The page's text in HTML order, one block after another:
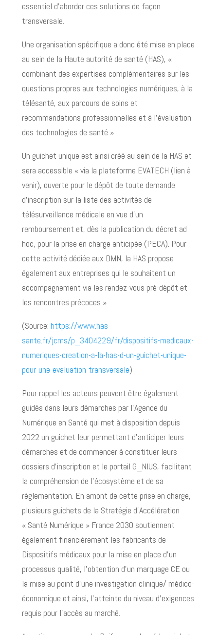
essentiel d’aborder ces solutions de façon
transversale.
Une organisation spécifique a donc été mise en place
au sein de la Haute autorité de santé (HAS), «
combinant des expertises complémentaires sur les
questions propres aux technologies numériques, à la
télésanté, aux parcours de soins et
recommandations professionnelles et à l’évaluation
des technologies de santé »
Un guichet unique est ainsi créé au sein de la HAS et
sera accessible « via la plateforme EVATECH (lien à
venir), ouverte pour le dépôt de toute demande
d’inscription sur la liste des activités de
télésurveillance médicale en vue d’un
remboursement et, dès la publication du décret ad
hoc, pour la prise en charge anticipée (PECA). Pour
cette activité dédiée aux DMN, la HAS propose
également aux entreprises qui le souhaitent un
accompagnement via les rendez-vous pré-dépôt et
les rencontres précoces »
(Source: https://www.has-
sante.fr/jcms/p_3404229/fr/dispositifs-medicaux-
numeriques-creation-a-la-has-d-un-guichet-unique-
pour-une-evaluation-transversale)
Pour rappel les acteurs peuvent être également
guidés dans leurs démarches par l’Agence du
Numérique en Santé qui met à disposition depuis
2022 un guichet leur permettant d’anticiper leurs
démarches et de commencer à constituer leurs
dossiers d’inscription et le portail G_NIUS, facilitant
la compréhension de l’écosystème et de sa
réglementation. En amont de cette prise en charge,
plusieurs guichets de la Stratégie d’Accélération
« Santé Numérique » France 2030 soutiennent
également financièrement les fabricants de
Dispositifs médicaux pour la mise en place d’un
processus qualité, l’obtention d’un marquage CE ou
la mise au point d’une investigation clinique/ médico-
économique et ainsi, l’atteinte du niveau d’exigences
requis pour l’accès au marché.